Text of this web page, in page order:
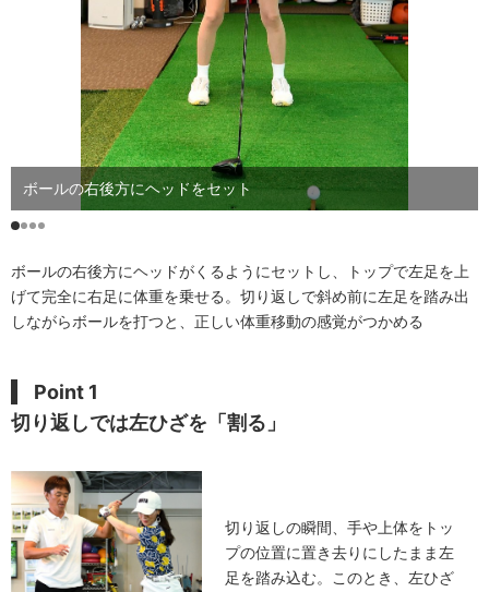
ボールの右後方にヘッドをセット
ボールの右後方にヘッドがくるようにセットし、トップで左足を上
げて完全に右足に体重を乗せる。切り返しで斜め前に左足を踏み出
しながらボールを打つと、正しい体重移動の感覚がつかめる
Point 1
切り返しでは左ひざを「割る」
切り返しの瞬間、手や上体をトッ
プの位置に置き去りにしたまま左
足を踏み込む。このとき、左ひざ